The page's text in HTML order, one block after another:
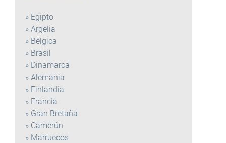
Egipto
Argelia
Bélgica
Brasil
Dinamarca
Alemania
Finlandia
Francia
Gran Bretaña
Camerún
Marruecos